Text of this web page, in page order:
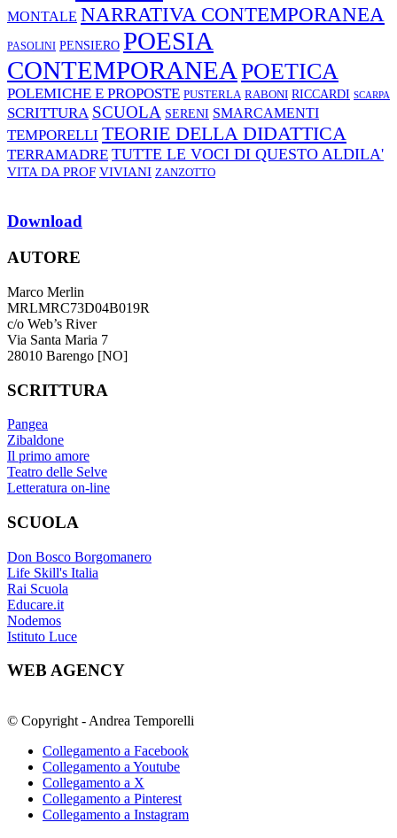
MONTALE NARRATIVA CONTEMPORANEA
PASOLINI PENSIERO POESIA
CONTEMPORANEA POETICA
POLEMICHE E PROPOSTE PUSTERLA RABONI RICCARDI SCARPA
SCRITTURA SCUOLA SERENI SMARCAMENTI
TEMPORELLI TEORIE DELLA DIDATTICA
TERRAMADRE TUTTE LE VOCI DI QUESTO ALDILA'
VITA DA PROF VIVIANI ZANZOTTO
Download
AUTORE
Marco Merlin
MRLMRC73D04B019R
c/o Web’s River
Via Santa Maria 7
28010 Barengo [NO]
SCRITTURA
Pangea
Zibaldone
Il primo amore
Teatro delle Selve
Letteratura on-line
SCUOLA
Don Bosco Borgomanero
Life Skill's Italia
Rai Scuola
Educare.it
Nodemos
Istituto Luce
WEB AGENCY
© Copyright - Andrea Temporelli
Collegamento a Facebook
Collegamento a Youtube
Collegamento a X
Collegamento a Pinterest
Collegamento a Instagram